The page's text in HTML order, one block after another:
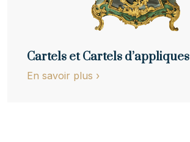
Cartels et Cartels d’appliques
En savoir plus ›